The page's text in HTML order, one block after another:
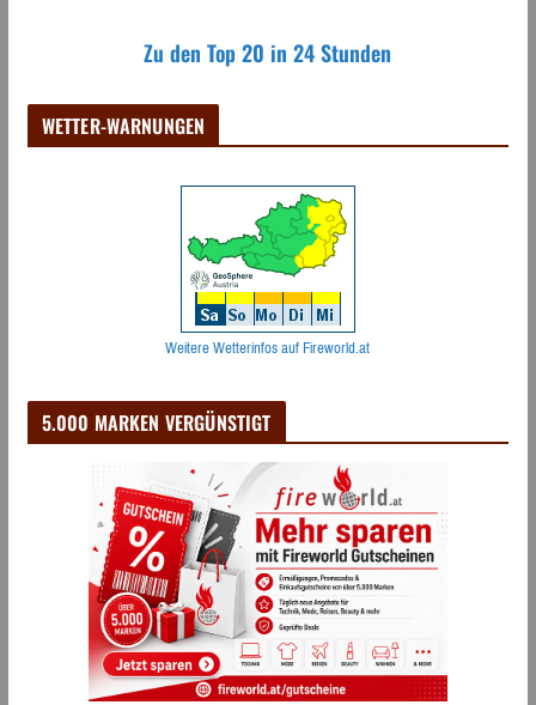
Zu den Top 20 in 24 Stunden
WETTER-WARNUNGEN
Weitere Wetterinfos auf Fireworld.at
5.000 MARKEN VERGÜNSTIGT